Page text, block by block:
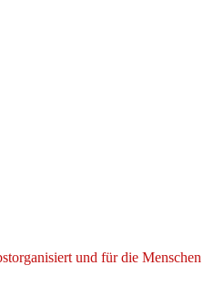
und für die Menschen